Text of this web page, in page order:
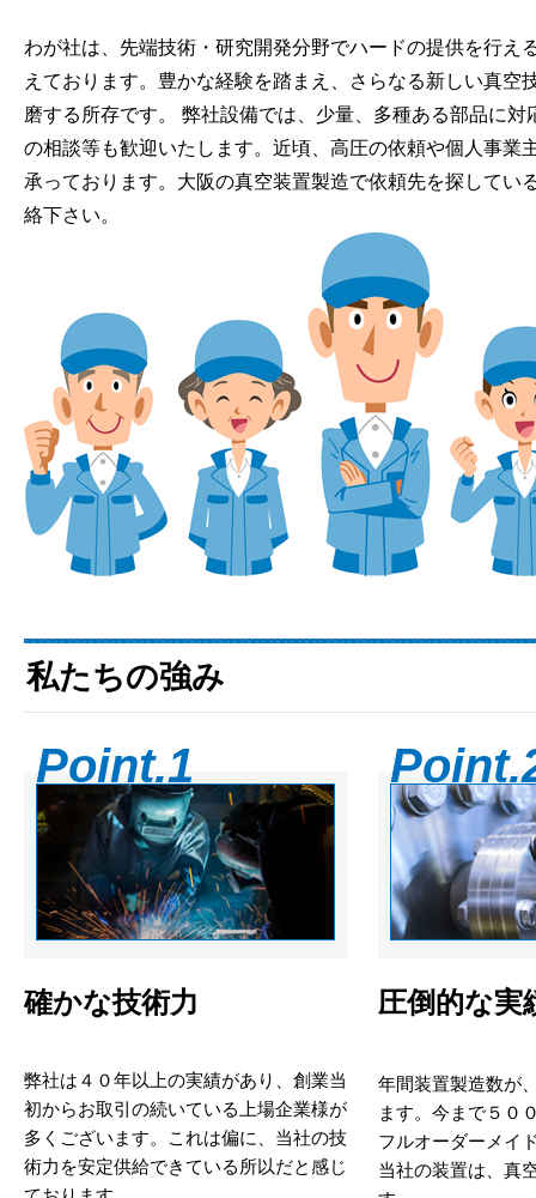
わが社は、先端技術・研究開発分野でハードの提供を行え
えております。豊かな経験を踏まえ、さらなる新しい真空
磨する所存です。 弊社設備では、少量、多種ある部品に対
の相談等も歓迎いたします。近頃、高圧の依頼や個人事業
承っております。大阪の真空装置製造で依頼先を探してい
絡下さい。
私たちの強み
Point.1
確かな技術力
弊社は４０年以上の実績があり、創業当
初からお取引の続いている上場企業様が
多くございます。これは偏に、当社の技
術力を安定供給できている所以だと感じ
圧倒的な実
年間装置製造数が
ます。今まで５０
フルオーダーメイ
当社の装置は、真